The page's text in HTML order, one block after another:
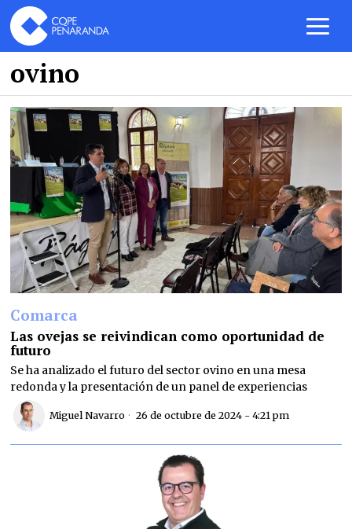
ovino
Comarca
Las ovejas se reivindican como oportunidad de
futuro
Se ha analizado el futuro del sector ovino en una mesa
redonda y la presentación de un panel de experiencias
Miguel Navarro 26 de octubre de 2024 - 4:21 pm